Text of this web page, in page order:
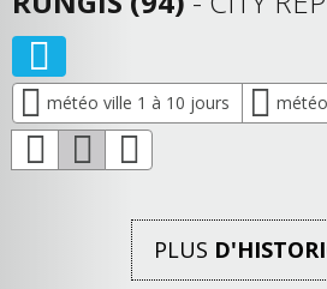
météo ville 1 à 10 jours
PLUS